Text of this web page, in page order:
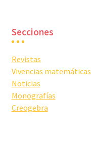
Secciones
Revistas
Vivencias matemáticas
Noticias
Monografías
Creogebra